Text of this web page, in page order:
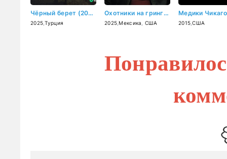
Чёрный берет (2025)
2025 ,Турция
Охотники на гринго (2025)
2025 ,Мексика США 2015 ,США